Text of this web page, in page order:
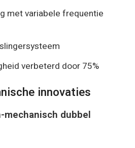
met variabele frequentie
verbeterd door 75%
innovaties
dubbel